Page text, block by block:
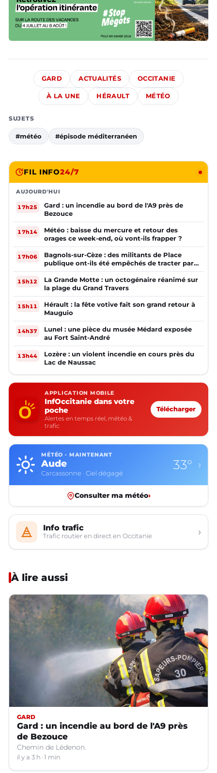
GARD ACTUALITÉS OCCITANIE
À LA UNE HÉRAULT MÉTÉO
SUJETS
#météo #épisode méditerranéen
FIL INFO24/7
AUJOURD'HUI
17h25
Gard : un incendie au bord de l'A9 près de
Bezouce
17h14
Météo : baisse du mercure et retour des
orages ce week-end, où vont-ils frapper ?
17h06
Bagnols-sur-Cèze : des militants de Place
publique ont-ils été empêchés de tracter par
la mairie ?
15h12
La Grande Motte : un octogénaire réanimé sur
la plage du Grand Travers
15h11
Hérault : la fête votive fait son grand retour à
Mauguio
14h37
Lunel : une pièce du musée Médard exposée
au Fort Saint-André
13h44
Lozère : un violent incendie en cours près du
Lac de Naussac
APPLICATION MOBILE
InfOccitanie dans votre
poche
Alertes en temps réel, météo &
trafic
Télécharger
MÉTÉO · MAINTENANT
Aude
Carcassonne · Ciel dégagé
33° ›
Consulter ma météo›
Info trafic
Trafic routier en direct en Occitanie ›
À lire aussi
GARD
Gard : un incendie au bord de l'A9 près
de Bezouce
Chemin de Lédenon.
il y a 3 h 1 min